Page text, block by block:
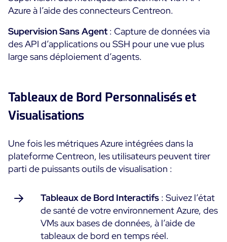
Azure à l’aide des connecteurs Centreon.
Supervision Sans Agent : Capture de données via
des API d’applications ou SSH pour une vue plus
large sans déploiement d’agents.
Tableaux de Bord Personnalisés et
Visualisations
Une fois les métriques Azure intégrées dans la
plateforme Centreon, les utilisateurs peuvent tirer
parti de puissants outils de visualisation :
Tableaux de Bord Interactifs : Suivez l’état
de santé de votre environnement Azure, des
VMs aux bases de données, à l’aide de
tableaux de bord en temps réel.